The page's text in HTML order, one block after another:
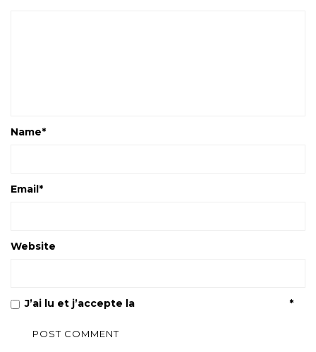
Name*
Email*
Website
J’ai lu et j’accepte la *